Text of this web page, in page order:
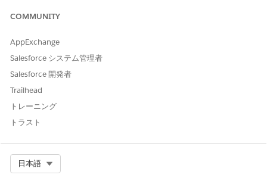
選択します。
calendar
変更内容を保存します。
はい いいえ
COMMUNITY
AppExchange
Salesforce システム管理者
Salesforce 開発者
Trailhead
トレーニング
トラスト
日本語